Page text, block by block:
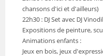
chansons d'ici et d'ailleurs)
22h30 : DJ Set avec DJ
Expositions de peinture,
Animations enfants :
Jeux en bois, jeux